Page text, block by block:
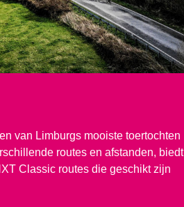
van Limburgs mooiste toertochten
routes en afstanden, biedt
Classic routes die geschikt zijn